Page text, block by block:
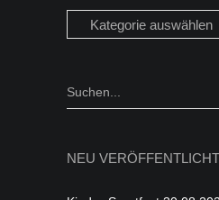
Beiträge
in
Kategorien
Search
NEU